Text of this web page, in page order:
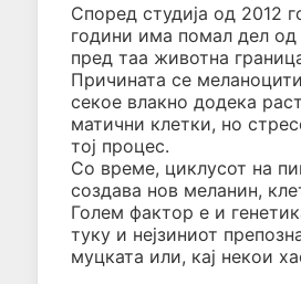
Според студија од 2012
години има помал дел од
пред таа животна
Причината се
секое влакно додека
матични клетки, но
тој процес.
Со време, циклусот на
создава нов меланин,
Голем фактор е и
туку и нејзиниот
муцката или, кај некои